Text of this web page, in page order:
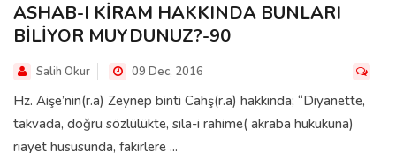
ASHAB-I KİRAM HAKKINDA BUNLARI
BİLİYOR MUYDUNUZ?-90
Salih Okur 09 Dec, 2016
Hz. Aişe’nin(r.a) Zeynep binti Cahş(r.a) hakkında; “Diyanette,
takvada, doğru sözlülükte, sıla-i rahime( akraba hukukuna)
riayet hususunda, fakirlere ...